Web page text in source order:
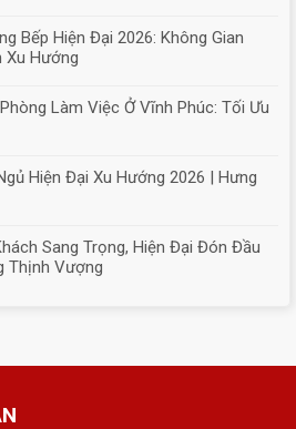
Bếp Hiện Đại 2026: Không Gian
Xu Hướng
Làm Việc Ở Vĩnh Phúc: Tối Ưu
Hiện Đại Xu Hướng 2026 | Hưng
Sang Trọng, Hiện Đại Đón Đầu
Thịnh Vượng